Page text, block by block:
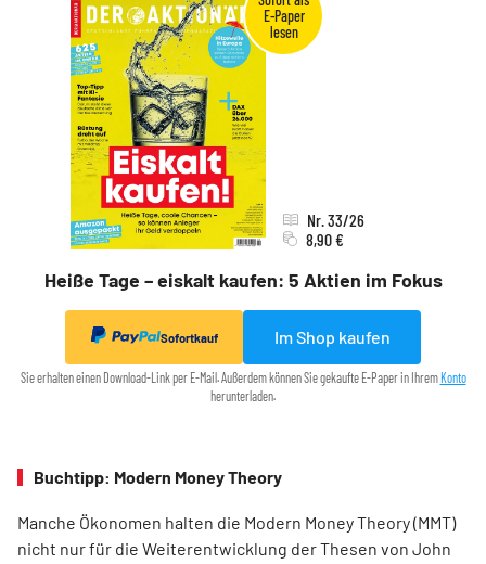
Heiße Tage – eiskalt kaufen: 5 Aktien im Fokus
Nr. 33/26
8,90 €
Sofortkauf Im Shop kaufen
Sie erhalten einen Download-Link per E-Mail. Außerdem können Sie gekaufte E-Paper in Ihrem Konto
herunterladen.
Buchtipp: Modern Money Theory
Manche Ökonomen halten die Modern Money Theory (MMT)
nicht nur für die Weiterentwicklung der Thesen von John